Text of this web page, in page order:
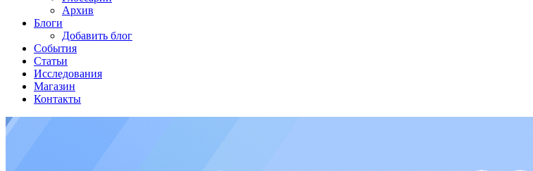
Архив
Блоги
Добавить блог
События
Статьи
Исследования
Магазин
Контакты